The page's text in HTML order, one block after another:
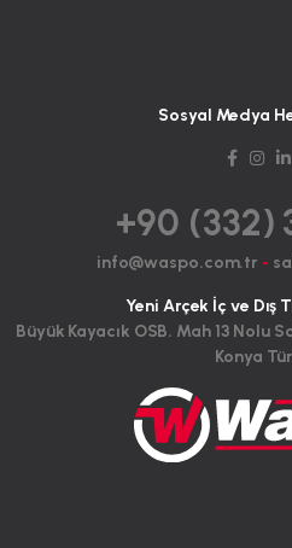
Sosyal Medya
+90 (332)
info@waspo.com.tr -
Yeni Arçek İç ve Dış
Büyük Kayacık OSB. Mah 13 Nolu
Konya